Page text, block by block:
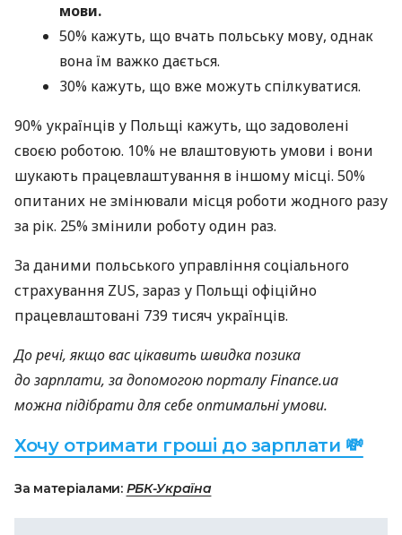
мови.
50% кажуть, що вчать польську мову, однак
вона їм важко дається.
30% кажуть, що вже можуть спілкуватися.
90% українців у Польщі кажуть, що задоволені
своєю роботою. 10% не влаштовують умови і вони
шукають працевлаштування в іншому місці. 50%
опитаних не змінювали місця роботи жодного разу
за рік. 25% змінили роботу один раз.
За даними польського управління соціального
страхування ZUS, зараз у Польщі офіційно
працевлаштовані 739 тисяч українців.
До речі, якщо вас цікавить швидка позика
до зарплати, за допомогою порталу Finance.ua
можна підібрати для себе оптимальні умови.
Хочу отримати гроші до зарплати 💸
За матеріалами: РБК-Україна